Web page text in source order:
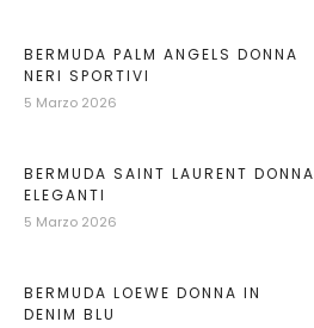
BERMUDA PALM ANGELS DONNA
NERI SPORTIVI
5 Marzo 2026
BERMUDA SAINT LAURENT DONNA
ELEGANTI
5 Marzo 2026
BERMUDA LOEWE DONNA IN
DENIM BLU